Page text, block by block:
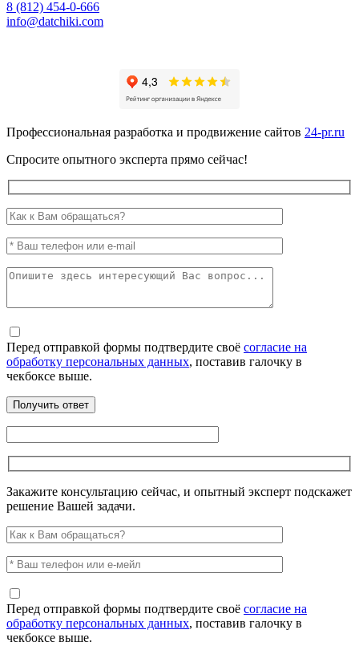
8 (812) 454-0-666
info@datchiki.com
Профессиональная разработка и продвижение сайтов 24-pr.ru
Спросите опытного эксперта прямо сейчас!
Перед отправкой формы подтвердите своё согласие на
обработку персональных данных, поставив галочку в
чекбоксе выше.
Закажите консультацию сейчас, и опытный эксперт подскажет
решение Вашей задачи.
Перед отправкой формы подтвердите своё согласие на
обработку персональных данных, поставив галочку в
чекбоксе выше.